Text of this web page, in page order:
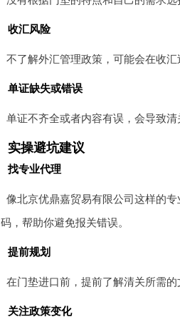
收汇风险
不了解外汇管理政策，可能会在收
单证缺失或错误
单证不齐全或者内容有误，会导致清
实操避坑建议
找专业代理
像北京优鼎嘉贸易有限公司这样的
码，帮助你避免报关错误。
提前规划
在门垫进口前，提前了解清关所需
关注政策变化